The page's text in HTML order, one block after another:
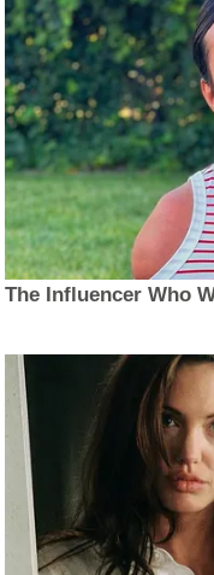
The Influencer Who